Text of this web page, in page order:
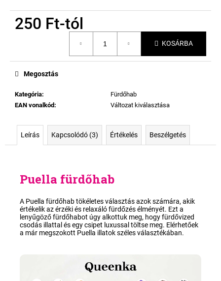
250 Ft-tól
KOSÁRBA
Kategória:
Fürdőhab
EAN vonalkód : Változat kiválasztása
Megosztás
Leírás Kapcsolódó (3) Értékelés Beszélgetés
Puella fürdőhab
A Puella fürdőhab tökéletes választás azok számára, akik
értékelik azérzéki és relaxáló fürdőzésélményét. Ezt a
lenyűgöző fürdőhabot úgy alkottuk meg, hogy fürdővized
csodás illattal és egy csipet luxussal töltse meg. Elérhetőek
a már megszokott Puella illatokszéles választékában.